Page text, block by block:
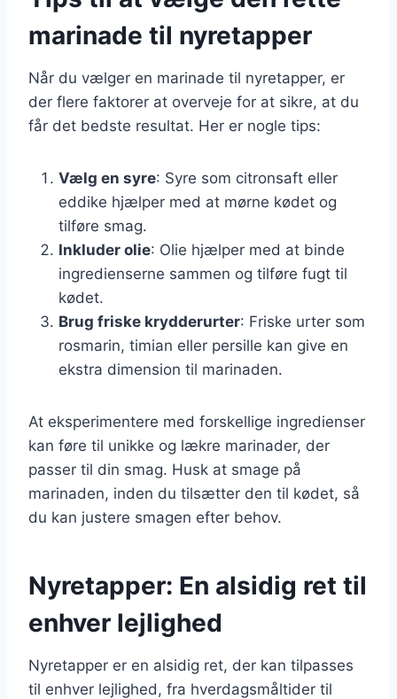
marinade til nyretapper
Når du vælger en marinade til nyretapper, er
der flere faktorer at overveje for at sikre, at du
får det bedste resultat. Her er nogle tips:
Vælg en syre: Syre som citronsaft eller
eddike hjælper med at mørne kødet og
tilføre smag.
Inkluder olie: Olie hjælper med at binde
ingredienserne sammen og tilføre fugt til
kødet.
Brug friske krydderurter: Friske urter som
rosmarin, timian eller persille kan give en
ekstra dimension til marinaden.
At eksperimentere med forskellige ingredienser
kan føre til unikke og lækre marinader, der
passer til din smag. Husk at smage på
marinaden, inden du tilsætter den til kødet, så
du kan justere smagen efter behov.
Nyretapper: En alsidig ret til
enhver lejlighed
Nyretapper er en alsidig ret, der kan tilpasses
til enhver lejlighed, fra hverdagsmåltider til